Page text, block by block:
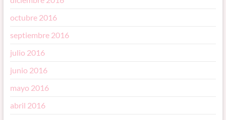
octubre 2016
septiembre 2016
julio 2016
junio 2016
mayo 2016
abril 2016